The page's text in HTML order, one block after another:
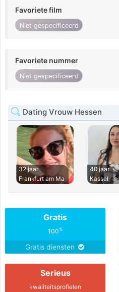
Favoriete film
Niet gespecificeerd
Favoriete nummer
Niet gespecificeerd
Dating Vrouw Hessen
32 jaar
Frankfurt am Ma
40 jaar
Kassel
Gratis
100%
Gratis diensten
Serieus
kwaliteitsprofielen